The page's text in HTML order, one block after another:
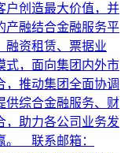
户创造最大价值，并
产融结合金融服务平
融资租赁、票据业
式，面向集团内外市
，推动集团全面协调
供综合金融服务、财
，助力各公司业务发
。 联系邮箱：